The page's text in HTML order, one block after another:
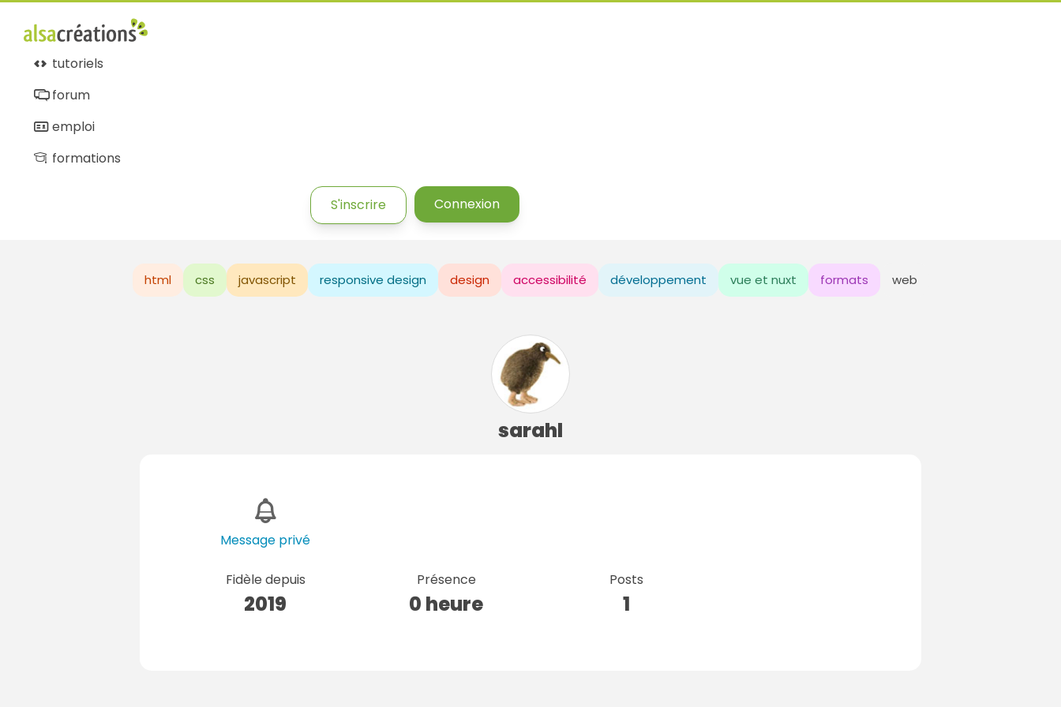
tutoriels
forum
emploi
formations
S'inscrire Connexion
html css javascript responsive design design accessibilité développement vue et nuxt formats web
sarahl
Message privé
Fidèle depuis
2019
Présence
0 heure
Posts
1